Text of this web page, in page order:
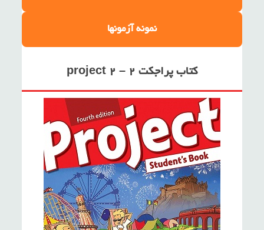
نمونه آزمونها
کتاب پراجکت ۲ – project 2